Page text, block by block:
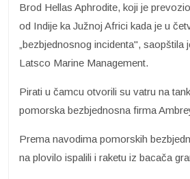
Brod Hellas Aphrodite, koji je
od Indije ka Južnoj Africi kada je u
„bezbjednosnog incidenta", saopštila
Latsco Marine Management.
Pirati u čamcu otvorili su vatru na
pomorska bezbjednosna firma
Prema navodima pomorskih
na plovilo ispalili i raketu iz bacača